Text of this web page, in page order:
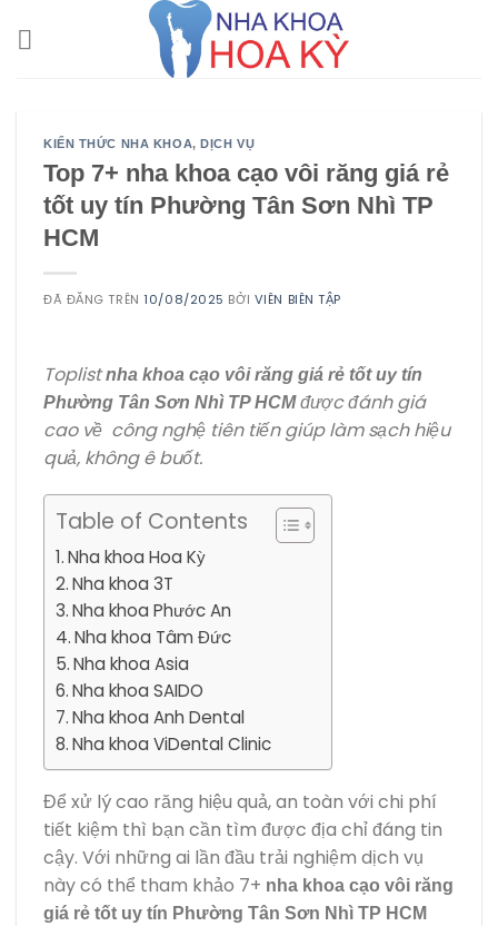
đến
KIẾN THỨC NHA KHOA,DỊCH VỤ
Top 7+ nha khoa cạo vôi răng giá rẻ
tốt uy tín Phường Tân Sơn Nhì TP
HCM
ĐÃ ĐĂNG TRÊN10/08/2025 BỞI VIÊN BIÊN TẬP
Toplistnha khoa cạo vôi răng giá rẻ tốt uy tín
Phường Tân Sơn Nhì TP HCMđược đánh giá
cao về công nghệ tiên tiến giúp làm sạch hiệu
quả, không ê buốt.
Table of Contents
Nha khoa Hoa Kỳ
Nha khoa 3T
Nha khoa Phước An
Nha khoa Tâm Đức
Nha khoa Asia
Nha khoa SAIDO
Nha khoa Anh Dental
Nha khoa ViDental Clinic
Để xử lý cao răng hiệu quả, an toàn với chi phí
tiết kiệm thì bạn cần tìm được địa chỉ đáng tin
cậy. Với những ai lần đầu trải nghiệm dịch vụ
này có thể tham khảo 7+ nha khoa cạo vôi răng
giá rẻ tốt uy tín Phường Tân Sơn Nhì TP HCM